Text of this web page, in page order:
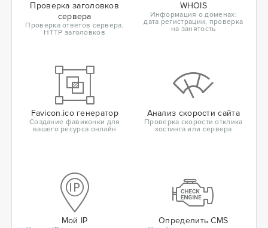
Проверка заголовков
сервера
Проверка ответов сервера,
HTTP заголовков
WHOIS
Информация о доменах:
дата регистрации, проверка
на занятость
Favicon.ico генератор
Создание фавиконки для
вашего ресурса онлайн
Анализ скорости сайта
Проверка скорости отклика
хостинга или сервера
Мой IP Определить CMS